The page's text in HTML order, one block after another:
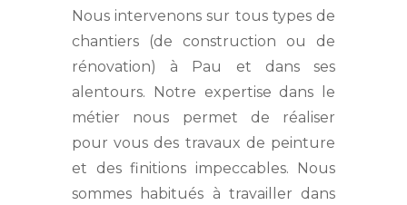
Nous intervenons sur tous types de
chantiers (de construction ou de
rénovation) à Pau et dans ses
alentours. Notre expertise dans le
métier nous permet de réaliser
pour vous des travaux de peinture
et des finitions impeccables. Nous
sommes habitués à travailler dans